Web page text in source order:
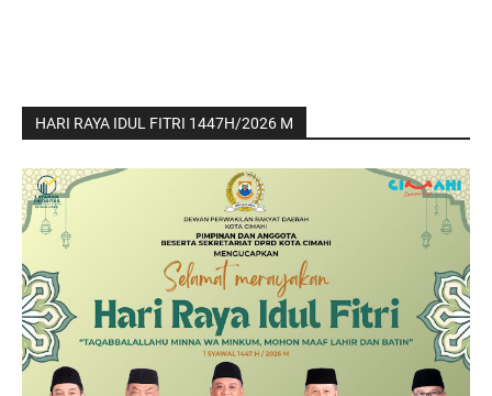
HARI RAYA IDUL FITRI 1447H/2026 M